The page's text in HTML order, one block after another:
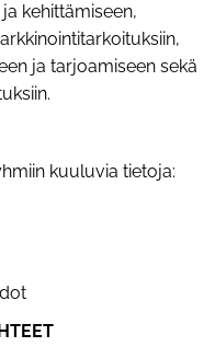
kehittämiseen,
ja tarjoamiseen sekä
kuuluvia tietoja: